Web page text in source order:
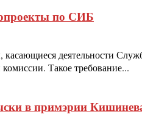
по СИБ
касающиеся деятельности
Такое требование...
в примэрии